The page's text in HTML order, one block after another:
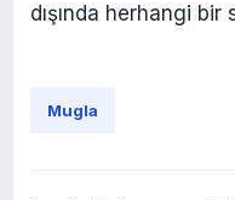
dışında herhangi
Mugla